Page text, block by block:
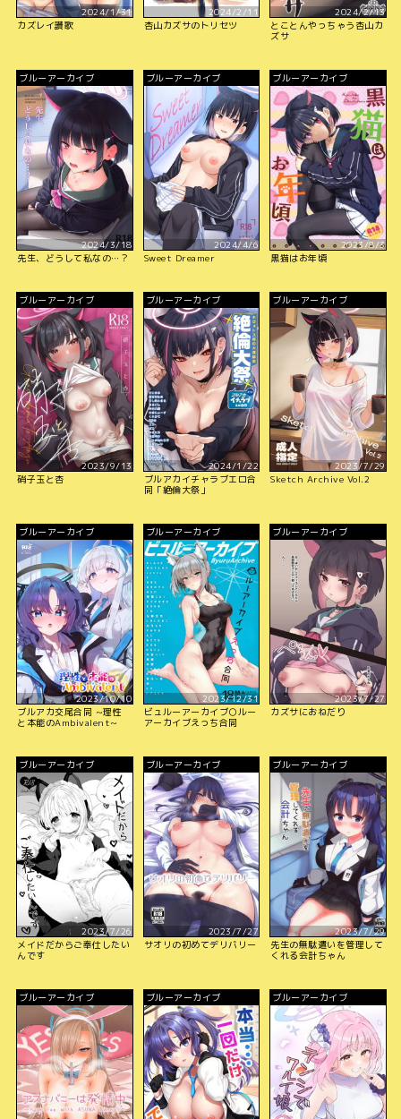
2024/1/31
カズレイ讃歌
2024/2/11
杏山カズサのトリセツ
2024/2/13
とことんやっちゃう杏山カ
ズサ
ブルーアーカイブ
2024/3/18
先生、どうして私なの…？
ブルーアーカイブ
2024/4/6
Sweet Dreamer
ブルーアーカイブ
2023/8/3
黒猫はお年頃
ブルーアーカイブ
2023/9/13
硝子玉と杏
ブルーアーカイブ
2024/1/22
ブルアカイチャラブエロ合
同「絶倫大祭」
ブルーアーカイブ
2023/7/29
Sketch Archive Vol.2
ブルーアーカイブ
2023/10/10
ブルアカ交尾合同 ~理性
と本能のAmbivalent~
ブルーアーカイブ
2023/12/31
ビュルーアーカイブ○ルー
アーカイブえっち合同
ブルーアーカイブ
2023/7/27
カズサにおねだり
ブルーアーカイブ
2023/7/26
メイドだからご奉仕したい
んです
ブルーアーカイブ
2023/7/27
サオリの初めてデリバリー
ブルーアーカイブ
2023/7/29
先生の無駄遣いを管理して
くれる会計ちゃん
ブルーアーカイブ ブルーアーカイブ ブルーアーカイブ